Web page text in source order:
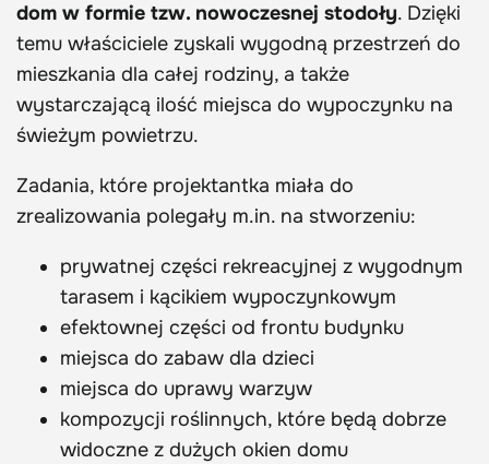
dom w formie tzw. nowoczesnej stodoły. Dzięki
temu właściciele zyskali wygodną przestrzeń do
mieszkania dla całej rodziny, a także
wystarczającą ilość miejsca do wypoczynku na
świeżym powietrzu.
Zadania, które projektantka miała do
zrealizowania polegały m.in. na stworzeniu:
prywatnej części rekreacyjnej z wygodnym
tarasem i kącikiem wypoczynkowym
efektownej części od frontu budynku
miejsca do zabaw dla dzieci
miejsca do uprawy warzyw
kompozycji roślinnych, które będą dobrze
widoczne z dużych okien domu